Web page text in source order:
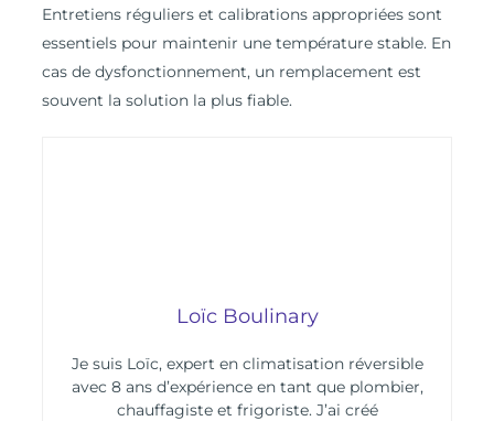
Entretiens réguliers et calibrations appropriées sont
essentiels pour maintenir une température stable. En
cas de dysfonctionnement, un remplacement est
souvent la solution la plus fiable.
Loïc Boulinary
Je suis Loïc, expert en climatisation réversible
avec 8 ans d’expérience en tant que plombier,
chauffagiste et frigoriste. J’ai créé